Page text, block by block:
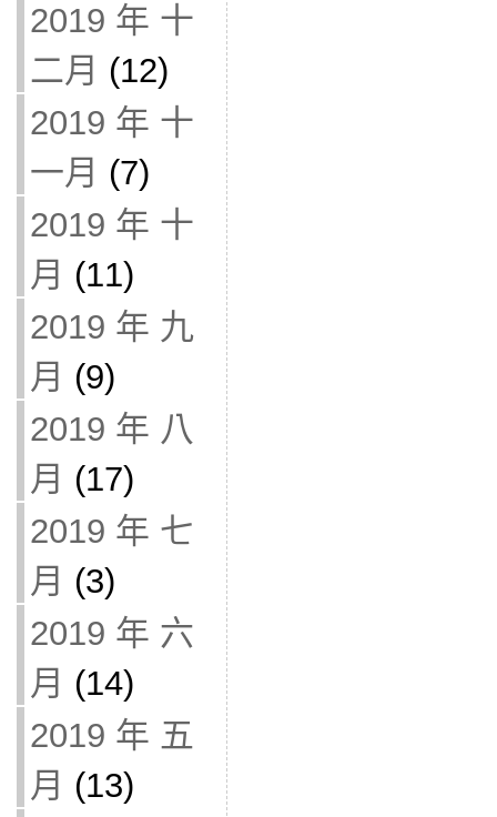
2019 年 十
二月 (12)
2019 年 十
一月 (7)
2019 年 十
月 (11)
2019 年 九
月 (9)
2019 年 八
月 (17)
2019 年 七
月 (3)
2019 年 六
月 (14)
2019 年 五
月 (13)